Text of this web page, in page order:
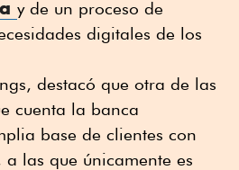
y de un proceso de
digitales de los
destacó que otra de las
cuenta la banca
base de clientes con
las que únicamente es